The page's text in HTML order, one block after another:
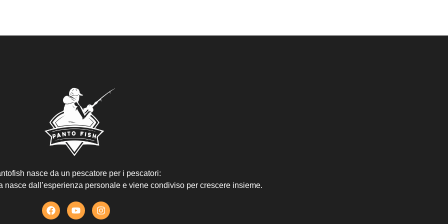
nasce da un pescatore per i pescatori:
nasce dall’esperienza personale e viene condiviso per crescere insieme.